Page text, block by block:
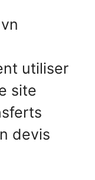
utiliser
site
devis